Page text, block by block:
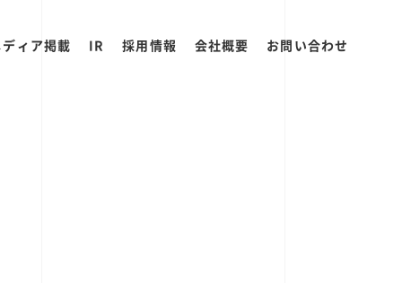
ィア掲載 IR 採用情報 会社概要 お問い合わせ